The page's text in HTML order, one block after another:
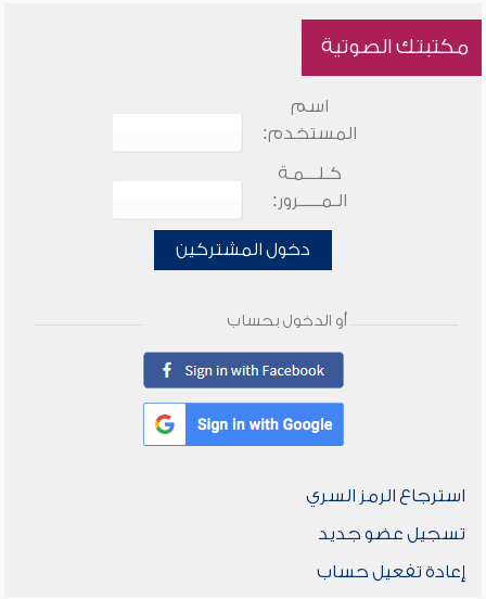
مكتبتك الصوتية
اسم
المستخدم:
كـلـــمـة
الـمـــــرور:
دخول المشتركين
أو الدخول بحساب
استرجاع الرمز السري
تسجيل عضو جديد
إعادة تفعيل حساب